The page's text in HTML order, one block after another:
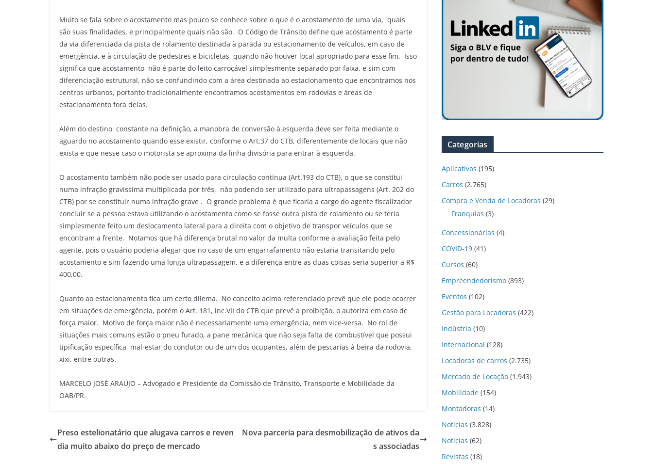
Muito se fala sobre o acostamento mas pouco se conhece sobre o que é o acostamento de uma via, quais
são suas finalidades, e principalmente quais não são. O Código de Trânsito define que acostamento é parte
da via diferenciada da pista de rolamento destinada à parada ou estacionamento de veículos, em caso de
emergência, e à circulação de pedestres e bicicletas, quando não houver local apropriado para esse fim. Isso
significa que acostamento não é parte do leito carroçável simplesmente separado por faixa, e sim com
diferenciação estrutural, não se confundindo com a área destinada ao estacionamento que encontramos nos
centros urbanos, portanto tradicionalmente encontramos acostamentos em rodovias e áreas de
estacionamento fora delas.
Além do destino constante na definição, a manobra de conversão à esquerda deve ser feita mediante o
aguardo no acostamento quando esse existir, conforme o Art.37 do CTB, diferentemente de locais que não
exista e que nesse caso o motorista se aproxima da linha divisória para entrar à esquerda.
O acostamento também não pode ser usado para circulação contínua (Art.193 do CTB), o que se constitui
numa infração gravíssima multiplicada por três, não podendo ser utilizado para ultrapassagens (Art. 202 do
CTB) por se constituir numa infração grave . O grande problema é que ficaria a cargo do agente fiscalizador
concluir se a pessoa estava utilizando o acostamento como se fosse outra pista de rolamento ou se teria
simplesmente feito um deslocamento lateral para a direita com o objetivo de transpor veículos que se
encontram a frente. Notamos que há diferença brutal no valor da multa conforme a avaliação feita pelo
agente, pois o usuário poderia alegar que no caso de um engarrafamento não estaria transitando pelo
acostamento e sim fazendo uma longa ultrapassagem, e a diferença entre as duas coisas seria superior a R$
400,00.
Quanto ao estacionamento fica um certo dilema. No conceito acima referenciado prevê que ele pode ocorrer
em situações de emergência, porém o Art. 181, inc.VII do CTB que prevê a proibição, o autoriza em caso de
força maior. Motivo de força maior não é necessariamente uma emergência, nem vice-versa. No rol de
situações mais comuns estão o pneu furado, a pane mecânica que não seja falta de combustível que possui
tipificação específica, mal-estar do condutor ou de um dos ocupantes, além de pescarias à beira da rodovia,
xixi, entre outras.
MARCELO JOSÉ ARAÚJO – Advogado e Presidente da Comissão de Trânsito, Transporte e Mobilidade da
OAB/PR.
Preso estelionatário que alugava carros e reven
dia muito abaixo do preço de mercado
Nova parceria para desmobilização de ativos da
s associadas
Categorias
Aplicativos (195)
Carros (2.765)
Compra e Venda de Locadoras (29)
Franquias (3)
Concessionárias (4)
COVID-19 (41)
Cursos (60)
Empreendedorismo (893)
Eventos (102)
Gestão para Locadoras (422)
Indústria (10)
Internacional (128)
Locadoras de carros (2.735)
Mercado de Locação (1.943)
Mobilidade (154)
Montadoras (14)
Notícias (3.828)
Notícias (62)
Revistas (18)